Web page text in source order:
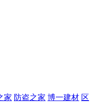
家 防盗之家 博一建材 区